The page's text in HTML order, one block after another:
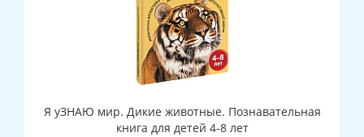
Я уЗНАЮ мир. Дикие животные. Познавательная
книга для детей 4-8 лет